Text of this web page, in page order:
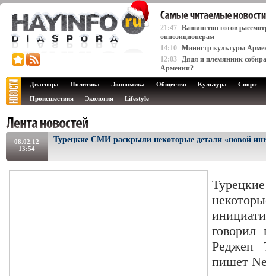
21:47 Вашингтон готов
оппозиционерам
14:10 Министр культуры
12:03 Дядя и племянник
Армении?
Диаспора Политика Экономика Общество Культура
Спорт
Происшествия
Экология Lifestyle
08.02.12
13:54
Турецкие СМИ раскрыли некоторые детали «новой
говорил
Реджеп
пишет